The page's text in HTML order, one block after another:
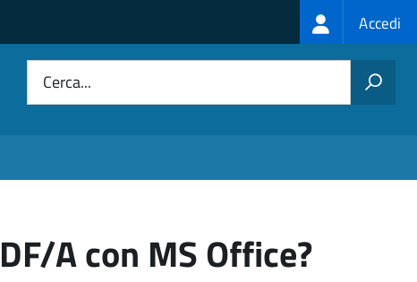
Login
menu
Accedi
Cerca...
A con MS Office?